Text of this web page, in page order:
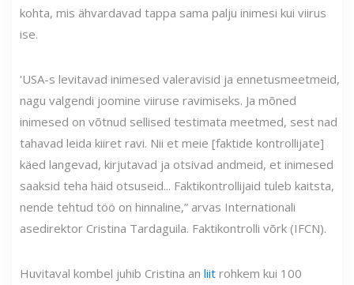
kohta, mis ähvardavad tappa sama palju inimesi kui viirus
ise.
'USA-s levitavad inimesed valeravisid ja ennetusmeetmeid,
nagu valgendi joomine viiruse ravimiseks. Ja mõned
inimesed on võtnud sellised testimata meetmed, sest nad
tahavad leida kiiret ravi. Nii et meie [faktide kontrollijate]
käed langevad, kirjutavad ja otsivad andmeid, et inimesed
saaksid teha häid otsuseid... Faktikontrollijaid tuleb kaitsta,
nende tehtud töö on hinnaline,” arvas Internationali
asedirektor Cristina Tardaguila. Faktikontrolli võrk (IFCN).
Huvitaval kombel juhib Cristina an liit rohkem kui 100